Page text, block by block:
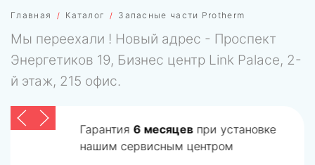
Главная Каталог Запасные части Protherm
Мы переехали ! Новый адрес - Проспект
Энергетиков 19, Бизнес центр Link Palace, 2-
й этаж, 215 офис.
Гарантия 6 месяцевпри установке
нашим сервисным центром